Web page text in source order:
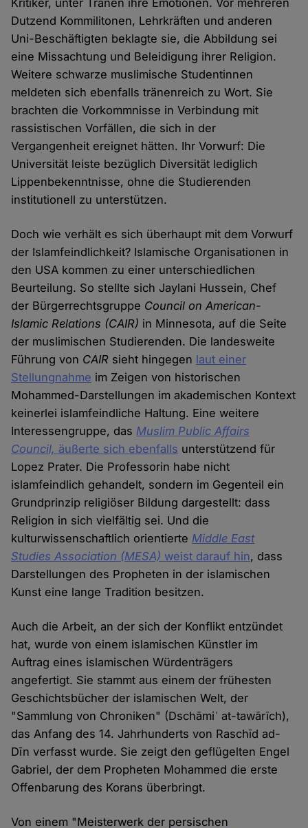
Kritiker, unter Tränen ihre Emotionen. Vor mehreren
Dutzend Kommilitonen, Lehrkräften und anderen
Uni-Beschäftigten beklagte sie, die Abbildung sei
eine Missachtung und Beleidigung ihrer Religion.
Weitere schwarze muslimische Studentinnen
meldeten sich ebenfalls tränenreich zu Wort. Sie
brachten die Vorkommnisse in Verbindung mit
rassistischen Vorfällen, die sich in der
Vergangenheit ereignet hätten. Ihr Vorwurf: Die
Universität leiste bezüglich Diversität lediglich
Lippenbekenntnisse, ohne die Studierenden
institutionell zu unterstützen.
Doch wie verhält es sich überhaupt mit dem Vorwurf
der Islamfeindlichkeit? Islamische Organisationen in
den USA kommen zu einer unterschiedlichen
Beurteilung. So stellte sich Jaylani Hussein, Chef
der Bürgerrechtsgruppe Council on American-
Islamic Relations (CAIR) in Minnesota, auf die Seite
der muslimischen Studierenden. Die landesweite
Führung von CAIR sieht hingegen laut einer
Stellungnahme im Zeigen von historischen
Mohammed-Darstellungen im akademischen Kontext
keinerlei islamfeindliche Haltung. Eine weitere
Interessengruppe, das Muslim Public Affairs
Council, äußerte sich ebenfalls unterstützend für
Lopez Prater. Die Professorin habe nicht
islamfeindlich gehandelt, sondern im Gegenteil ein
Grundprinzip religiöser Bildung dargestellt: dass
Religion in sich vielfältig sei. Und die
kulturwissenschaftlich orientierte Middle East
Studies Association (MESA) weist darauf hin, dass
Darstellungen des Propheten in der islamischen
Kunst eine lange Tradition besitzen.
Auch die Arbeit, an der sich der Konflikt entzündet
hat, wurde von einem islamischen Künstler im
Auftrag eines islamischen Würdenträgers
angefertigt. Sie stammt aus einem der frühesten
Geschichtsbücher der islamischen Welt, der
"Sammlung von Chroniken" (Dschāmiʿ at-tawārīch),
das Anfang des 14. Jahrhunderts von Raschīd ad-
Dīn verfasst wurde. Sie zeigt den geflügelten Engel
Gabriel, der dem Propheten Mohammed die erste
Offenbarung des Korans überbringt.
Von einem "Meisterwerk der persischen